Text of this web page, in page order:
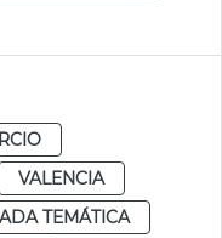
VALENCIA
TEMÁTICA